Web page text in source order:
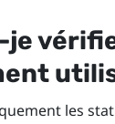
les